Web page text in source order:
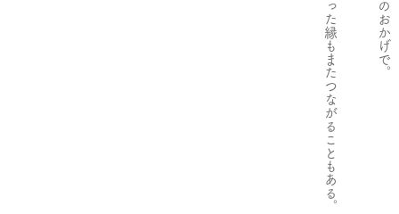
切れていった縁もまたつながることもある。